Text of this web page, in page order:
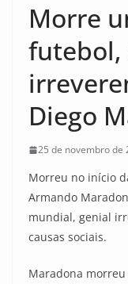
Morre
futebol,
Diego
25 de novembro de
Morreu no início
Armando
mundial, genial
causas sociais.
Maradona morreu